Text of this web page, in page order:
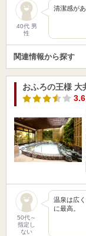
40代 男
性
清潔感が
関連情報から探す
おふろの王様 大
50代～
指定し
ない
温泉は広
に最高。